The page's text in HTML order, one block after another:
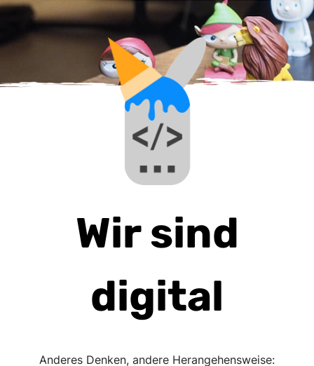
Wir sind
digital
Anderes Denken, andere Herangehensweise: